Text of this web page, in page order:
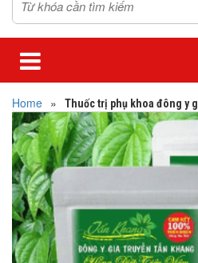
Home » Thuốc trị phụ khoa đông y